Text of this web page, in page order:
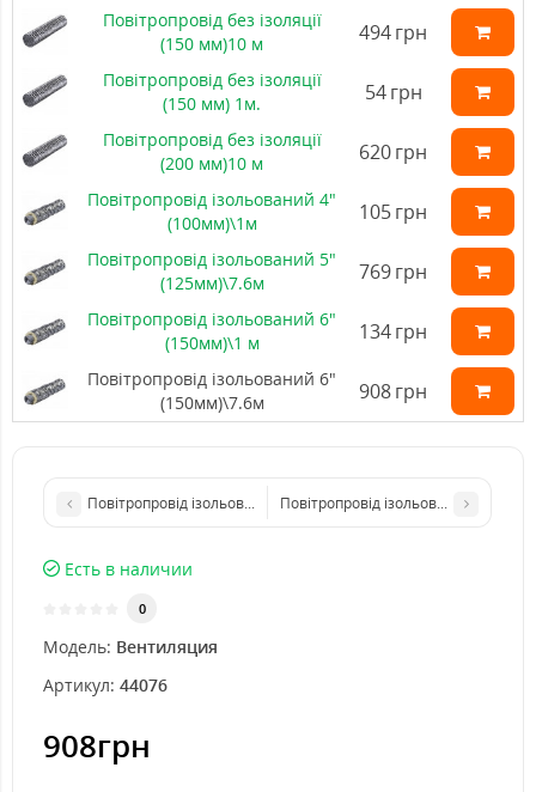
Повітропровід без ізоляції
(150 мм)10 м
494грн
Повітропровід без ізоляції
(150 мм) 1м.
54 грн
Повітропровід без ізоляції
(200 мм)10 м
620грн
Повітропровід ізольований 4"
(100мм)\1м
105грн
Повітропровід ізольований 5"
(125мм)\7.6м
769грн
Повітропровід ізольований 6"
(150мм)\1 м
134грн
Повітропровід ізольований 6"
(150мм)\7.6м
908грн
Повітропровід ізольований 5"(125мм)\7.6м
Повітропровід ізольований
Есть в наличии
0
Модель: Вентиляция
Артикул: 44076
908грн